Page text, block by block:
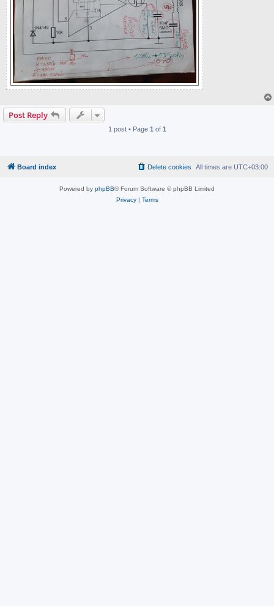
Post Reply
1 post • Page 1 of 1
Board index All times are UTC+03:00
Delete cookies
Powered by phpBB® Forum Software © phpBB Limited
Privacy| Terms